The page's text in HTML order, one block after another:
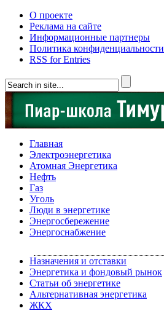
О проекте
Реклама на сайте
Информационные партнеры
Политика конфиденциальности
RSS for Entries
Главная
Электроэнергетика
Атомная Энергетика
Нефть
Газ
Уголь
Люди в энергетике
Энергосбережение
Энергоснабжение
Назначения и отставки
Энергетика и фондовый рынок
Статьи об энергетике
Альтернативная энергетика
ЖКХ